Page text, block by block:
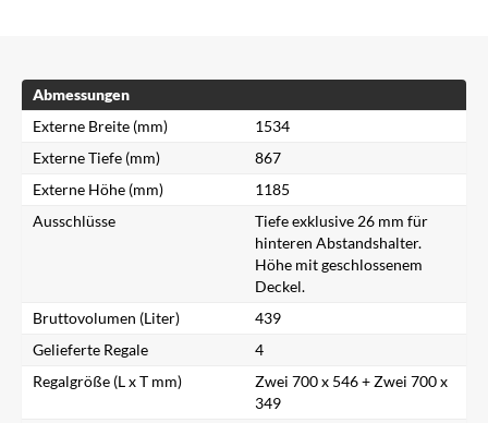
Abmessungen
Externe Breite (mm)
1534
Externe Tiefe (mm)
867
Externe Höhe (mm)
1185
Ausschlüsse
Tiefe exklusive 26 mm für
hinteren Abstandshalter.
Höhe mit geschlossenem
Deckel.
Bruttovolumen (Liter)
439
Gelieferte Regale
4
Regalgröße (L x T mm)
Zwei 700 x 546 + Zwei 700 x
349